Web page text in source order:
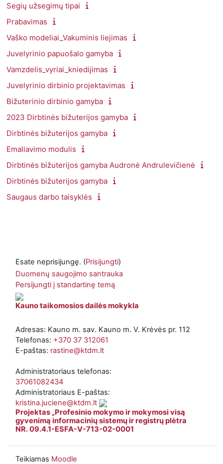
Segių užsegimų tipai
Prabavimas
Vaško modeliai_Vakuminis liejimas
Juvelyrinio papuošalo gamyba
Vamzdelis_vyriai_kniedijimas
Juvelyrinio dirbinio projektavimas
Bižuterinio dirbinio gamyba
2023 Dirbtinės bižuterijos gamyba
Dirbtinės bižuterijos gamyba
Emaliavimo modulis
Dirbtinės bižuterijos gamyba Audronė Andrulevičienė
Dirbtinės bižuterijos gamyba
Saugaus darbo taisyklės
Esate neprisijungę. (Prisijungti)
Duomenų saugojimo santrauka
Persijungti į standartinę temą
Kauno taikomosios dailės mokykla
Adresas: Kauno m. sav. Kauno m. V. Krėvės pr. 112
Telefonas: +370 37 312061
E-paštas: rastine@ktdm.lt
Administratoriaus telefonas:
37061082434
Administratoriaus E-paštas:
kristina.juciene@ktdm.lt
Projektas „Profesinio mokymo ir mokymosi visą
gyvenimą informacinių sistemų ir registrų plėtra
NR. 09.4.1-ESFA-V-713-02-0001
Teikiamas Moodle